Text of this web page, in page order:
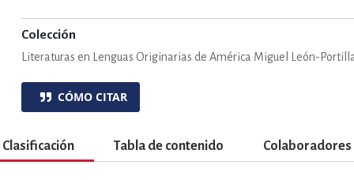
MEDICINA,
LIBROS DE CÓMICS,
Y DESARROLLO
Colección
Literaturas en Lenguas Originarias de América Miguel León-Portilla
CÓMO CITAR
Clasificación Tabla de contenido Colaboradores